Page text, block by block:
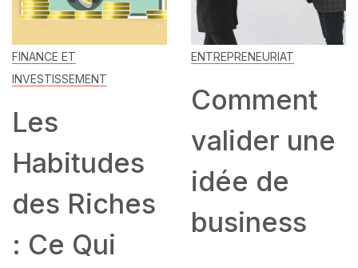
FINANCE ET
INVESTISSEMENT
Les
Habitudes
des Riches
: Ce Qui
ENTREPRENEURIAT
Comment
valider une
idée de
business